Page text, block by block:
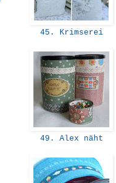
45. Krimserei
49. Alex näht